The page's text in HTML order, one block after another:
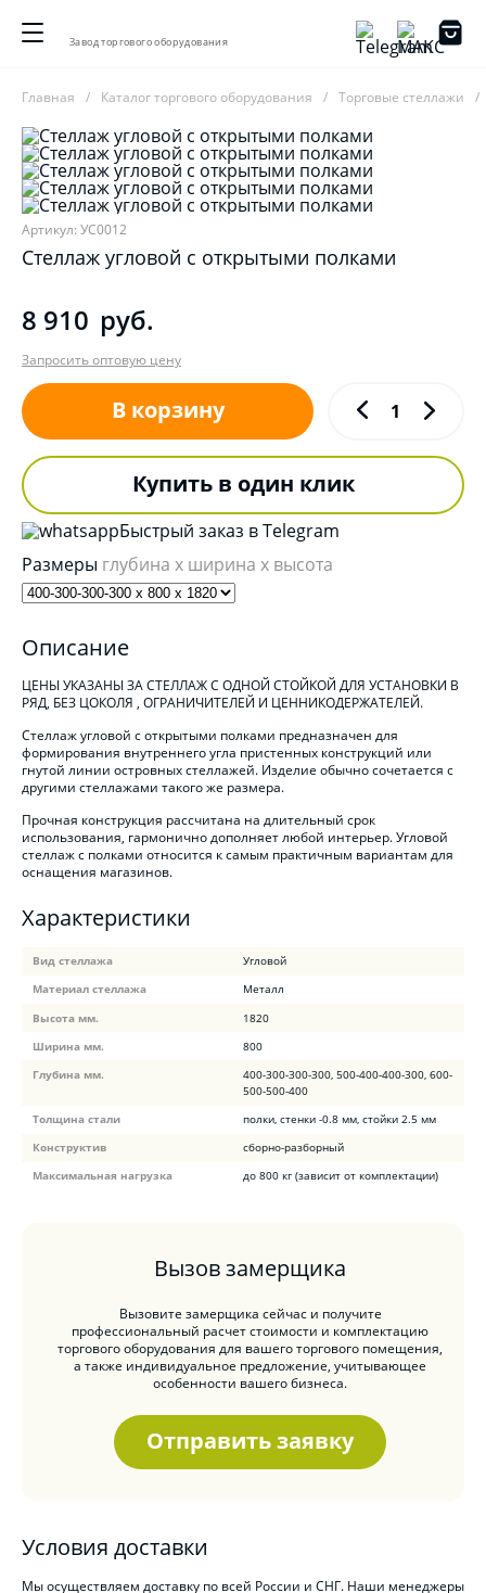
Завод торгового оборудования
Главная Каталог торгового оборудования Торговые стеллажи
Артикул: УС0012
Стеллаж угловой с открытыми полками
8 910 руб.
Запросить оптовую цену
В корзину
Купить в один клик
Быстрый заказ в Telegram
Размеры глубина x ширина x высота
Описание
ЦЕНЫ УКАЗАНЫ ЗА СТЕЛЛАЖ С ОДНОЙ СТОЙКОЙ ДЛЯ УСТАНОВКИ В
РЯД, БЕЗ ЦОКОЛЯ , ОГРАНИЧИТЕЛЕЙ И ЦЕННИКОДЕРЖАТЕЛЕЙ.
Стеллаж угловой с открытыми полками предназначен для
формирования внутреннего угла пристенных конструкций или
гнутой линии островных стеллажей. Изделие обычно сочетается с
другими стеллажами такого же размера.
Прочная конструкция рассчитана на длительный срок
использования, гармонично дополняет любой интерьер. Угловой
стеллаж с полками относится к самым практичным вариантам для
оснащения магазинов.
Характеристики
Вид стеллажа
Угловой
Материал стеллажа
Металл
Высота мм.
1820
Ширина мм.
800
Глубина мм.
400-300-300-300, 500-400-400-300, 600-
500-500-400
Толщина стали
полки, стенки -0.8 мм, стойки 2.5 мм
Конструктив
сборно-разборный
Максимальная нагрузка
до 800 кг (зависит от комплектации)
Вызов замерщика
Вызовите замерщика сейчас и получите
профессиональный расчет стоимости и комплектацию
торгового оборудования для вашего торгового помещения,
а также индивидуальное предложение, учитывающее
особенности вашего бизнеса.
Отправить заявку
Условия доставки
Мы осуществляем доставку по всей России и СНГ. Наши менеджеры